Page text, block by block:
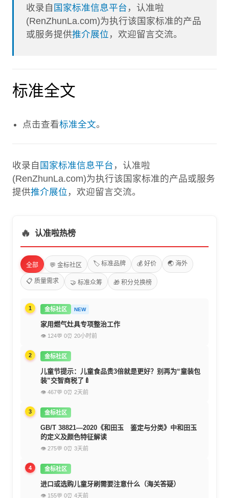
收录自 国家标准信息平台 ，认准啦
(RenZhunLa.com)为执行该国家标准的产品
或服务提供推介展位 ，欢迎留言交流。
标准全文
点击查看标准全文。
收录自 国家标准信息平台 ，认准啦
(RenZhunLa.com)为执行该国家标准的产品或服务
提供推介展位 ，欢迎留言交流。
🔥 认准啦热榜
全部 💬 金标社区 🏷️ 标准品牌 💰 好价 🌏 海外
📋 质量需求 🤝 标准众筹 🎁 积分兑换榜
1 金标社区 NEW
家用燃气灶具专项整治工作
👁 124💬 0⏰ 20小时前
2 金标社区
儿童节提示：儿童食品贵3倍就是更好？别再为“童装包
装”交智商税了🍼
👁 467💬 0⏰ 2天前
3 金标社区
GB/T 38821—2020《和田玉 鉴定与分类》中和田玉
的定义及颜色特征解读
👁 275💬 0⏰ 3天前
4 金标社区
进口或选购儿童牙刷需要注意什么（海关答疑）
👁 155💬 0⏰ 4天前